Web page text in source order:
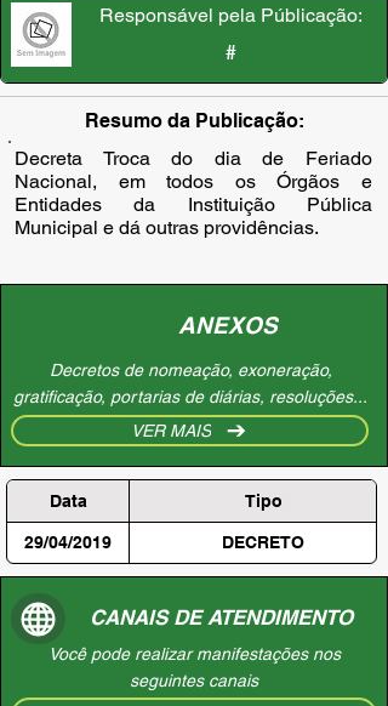
Responsável pela Públicação:
#
Resumo da Publicação:
Decreta Troca do dia de Feriado
Nacional, em todos os Órgãos e
Entidades da Instituição Pública
Municipal e dá outras providências.
ANEXOS
Decretos de nomeação, exoneração,
gratificação, portarias de diárias, resoluções...
VER MAIS
Data Tipo
29/04/2019 DECRETO
CANAIS DE ATENDIMENTO
Você pode realizar manifestações nos
seguintes canais